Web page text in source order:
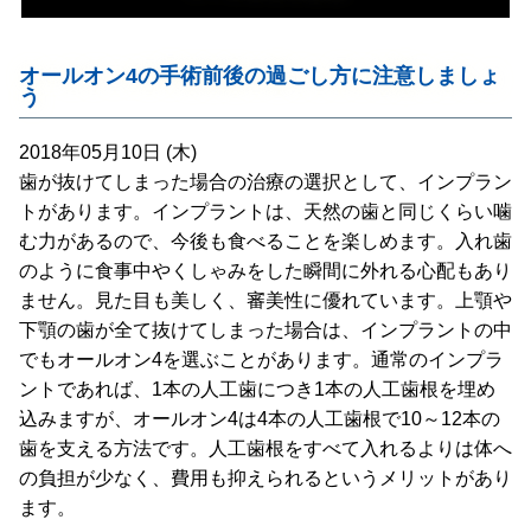
オールオン4の手術前後の過ごし方に注意しましょ
う
2018年05月10日 (木)
歯が抜けてしまった場合の治療の選択として、インプラン
トがあります。インプラントは、天然の歯と同じくらい噛
む力があるので、今後も食べることを楽しめます。入れ歯
のように食事中やくしゃみをした瞬間に外れる心配もあり
ません。見た目も美しく、審美性に優れています。上顎や
下顎の歯が全て抜けてしまった場合は、インプラントの中
でもオールオン4を選ぶことがあります。通常のインプラ
ントであれば、1本の人工歯につき1本の人工歯根を埋め
込みますが、オールオン4は4本の人工歯根で10～12本の
歯を支える方法です。人工歯根をすべて入れるよりは体へ
の負担が少なく、費用も抑えられるというメリットがあり
ます。